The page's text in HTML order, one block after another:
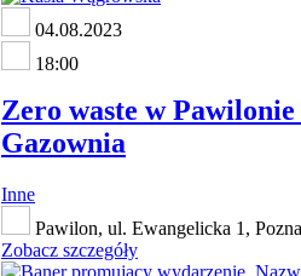
04.08.2023
18:00
Zero waste w Pawilonie
Gazownia
Inne
Pawilon, ul. Ewangelicka 1,
Zobacz szczegóły